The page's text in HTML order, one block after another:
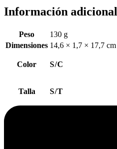
Información adicional
Peso
130 g
Dimensiones 14,6 × 1,7 × 17,7 cm
Color S/C
Talla S/T